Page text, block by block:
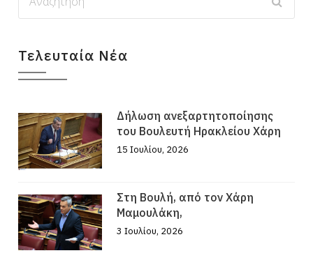
Τελευταία Νέα
Δήλωση ανεξαρτητοποίησης
του Βουλευτή Ηρακλείου Χάρη
15 Ιουλίου, 2026
Στη Βουλή, από τον Χάρη
Μαμουλάκη,
3 Ιουλίου, 2026